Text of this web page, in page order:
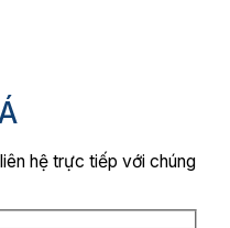
hệ trực tiếp với chúng